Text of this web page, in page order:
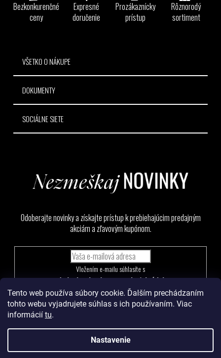
Tento web používa súbory cookie. Ďalším prechádzaním
tohto webu vyjadrujete súhlas s ich používaním. Viac
informácií tu.
Nastavenie
Bezkonkurenčné
ceny
Expresné
doručenie
Prozákaznícky
prístup
Rôznorodý
sortiment
VŠETKO O NÁKUPE
DOKUMENTY
SOCIÁLNE SIETE
Odoberajte novinky a získajte prístup k prebiehajúcim predajným
akciám a zľavovým kupónom.
podmienkami ochrany osobných údajov
PRIHLÁSIŤ